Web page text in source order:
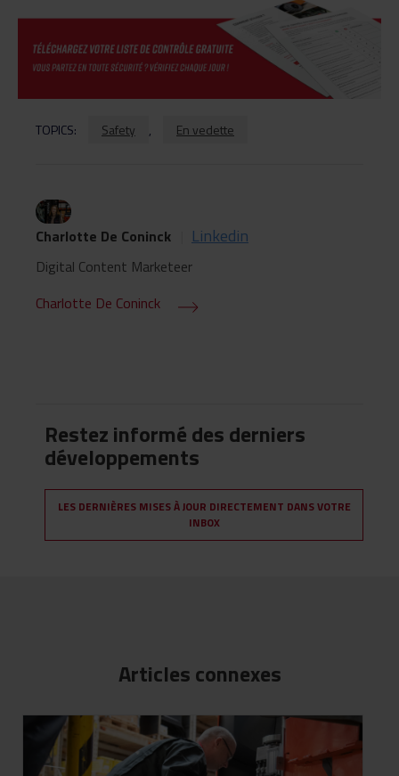
TOPICS: Safety , En vedette
Charlotte De Coninck Linkedin
Digital Content Marketeer
Charlotte De Coninck
Restez informé des derniers
développements
LES DERNIÈRES MISES À JOUR DIRECTEMENT DANS VOTRE
INBOX
Articles connexes